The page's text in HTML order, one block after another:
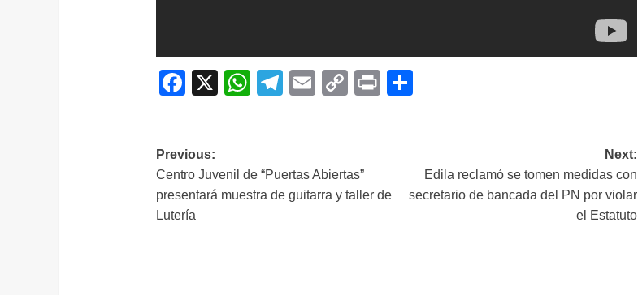
Facebook
X WhatsApp
Telegram
EmailCopyPrint
Navegación
de
entradas
Previous:
Centro Juvenil de “Puertas Abiertas”
presentará muestra de guitarra y taller de
Lutería
Next:
Edila reclamó se tomen medidas con
secretario de bancada del PN por violar
el Estatuto